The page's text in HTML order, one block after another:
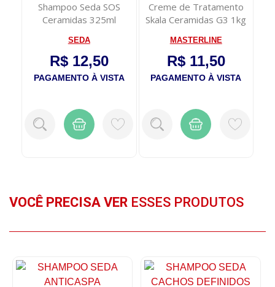
Shampoo Seda SOS
Ceramidas 325ml
SEDA
R$ 12,50
PAGAMENTO À VISTA
Creme de Tratamento
Skala Ceramidas G3 1kg
MASTERLINE
R$ 11,50
PAGAMENTO À VISTA
VOCÊ PRECISA VER ESSES PRODUTOS